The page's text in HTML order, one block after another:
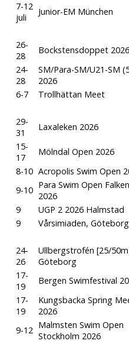
7-12
juli
Junior-EM München
26-
28
Bockstensdoppet 2026
24-
28
SM/Para-SM/U21-SM
2026
6-7
Trollhättan Meet
29-
31
Laxaleken 2026
15-
17
Mölndal Open 2026
8-10 Acropolis Swim Open
9-10 Para Swim Open
2026
9
UGP 2 2026 Halmstad
9
Vårsimiaden, Göteborg
24-
26
Ullbergstrofén [25/
Göteborg
17-
19
Bergen Swimfestival
17-
19
Kungsbacka Spring
2026
9-12 Malmsten Swim Open
Stockholm 2026